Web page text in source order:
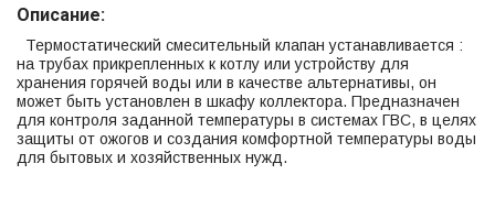
Описание:
Термостатический смесительный клапан устанавливается :
на трубах прикрепленных к котлу или устройству для
хранения горячей воды или в качестве альтернативы, он
может быть установлен в шкафу коллектора. Предназначен
для контроля заданной температуры в системах ГВС, в целях
защиты от ожогов и создания комфортной температуры воды
для бытовых и хозяйственных нужд.